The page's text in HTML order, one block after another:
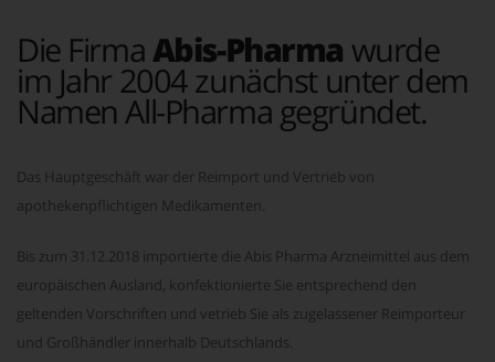
Die Firma Abis-Pharma wurde
im Jahr 2004 zunächst unter dem
Namen All-Pharma gegründet.
Das Hauptgeschäft war der Reimport und Vertrieb von
apothekenpflichtigen Medikamenten.
Bis zum 31.12.2018 importierte die Abis Pharma Arzneimittel aus dem
europäischen Ausland, konfektionierte Sie entsprechend den
geltenden Vorschriften und vetrieb Sie als zugelassener Reimporteur
und Großhändler innerhalb Deutschlands.